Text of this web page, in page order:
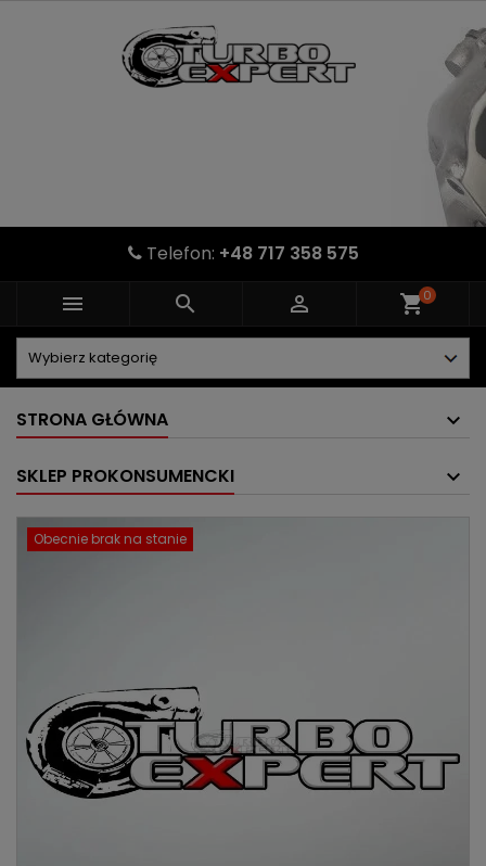
Telefon: +48 717 358 575
   shopping_cart0
STRONA GŁÓWNA
SKLEP PROKONSUMENCKI
Obecnie brak na stanie